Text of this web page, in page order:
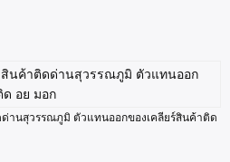
นสุวรรณภูมิ ตัวแทนออกของเคลียร์สินค้าติด